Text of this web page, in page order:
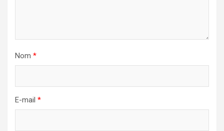
Nom *
E-mail *